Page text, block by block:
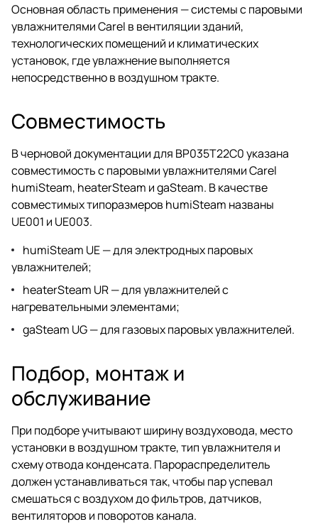
Основная область применения — системы с паровыми
увлажнителями Carel в вентиляции зданий,
технологических помещений и климатических
установок, где увлажнение выполняется
непосредственно в воздушном тракте.
Совместимость
В черновой документации для BP035T22C0 указана
совместимость с паровыми увлажнителями Carel
humiSteam, heaterSteam и gaSteam. В качестве
совместимых типоразмеров humiSteam названы
UE001 и UE003.
humiSteam UE — для электродных паровых
увлажнителей;
heaterSteam UR — для увлажнителей с
нагревательными элементами;
gaSteam UG — для газовых паровых увлажнителей.
Подбор, монтаж и
обслуживание
При подборе учитывают ширину воздуховода, место
установки в воздушном тракте, тип увлажнителя и
схему отвода конденсата. Парораспределитель
должен устанавливаться так, чтобы пар успевал
смешаться с воздухом до фильтров, датчиков,
вентиляторов и поворотов канала.